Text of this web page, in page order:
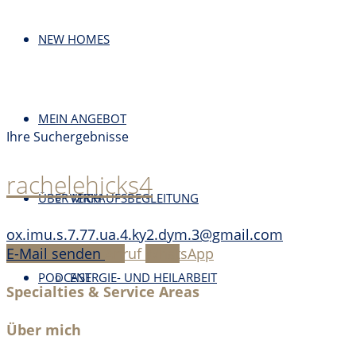
NEW HOMES
MEIN ANGEBOT
VERKAUFSBEGLEITUNG
ENERGIE- UND HEILARBEIT
ÜBER MICH
PODCAST
Ihre Suchergebnisse
rachelehicks4
ox.imu.s.7.77.ua.4.ky2.dym.3@gmail.com
E-Mail senden
Anruf
WhatsApp
Specialties & Service Areas
Über mich